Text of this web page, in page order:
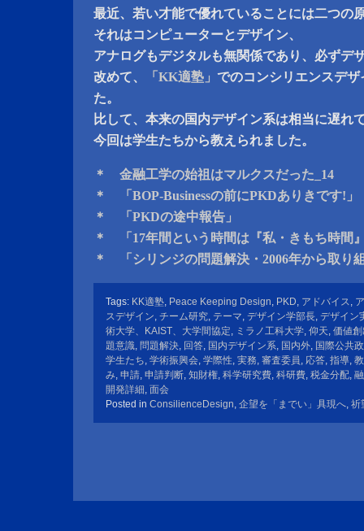
最近、若い才能で優れていることには二つの
それはコンピューターとデザイン、
アナログもデジタルも無関係であり、必ずデ
改めて、
「KK適塾」 でのコンシリエンスデ
た。
比して、本来の国内デザイン系は相当に遅れ
今回は学生たちから教えられました。
＊ 金融工学の始祖はマルクスだった_14
＊ 「BOP-Businessの前にPKDありきです!」
＊ 「PKDの途中報告」
＊ 「17年間という時間は『私・きもち時間
＊ 「シリンジの問題解決・2006年から取り
Tags: KK適塾, Peace Keeping Design, PKD, アドバイス,
スデザイン, チーム研究, テーマ, デザイン学部長, デザイン
術大学、KAIST、大学間協定, ミラノ工科大学, 仰天, 価値
題意識, 問題解決, 回答, 国内デザイン系, 国内外, 国際公共
学生たち, 学術振興会, 学際性, 実務, 審査委員, 応答, 指導,
み, 申請, 申請判断, 知財権, 科学研究費, 科研費, 税金分配,
開発詳細, 面会
Posted in ConsilienceDesign, 企望を「までい」具現へ, 祈